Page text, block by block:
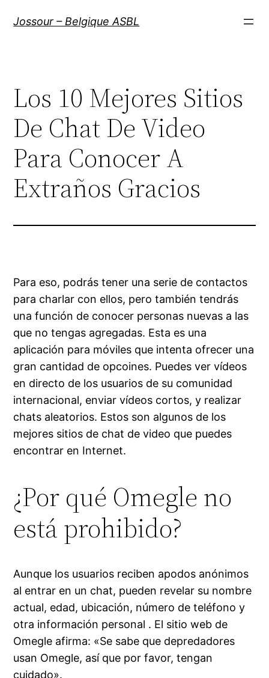
Jossour – Belgique ASBL
Los 10 Mejores Sitios
De Chat De Video
Para Conocer A
Extraños Gracios
Para eso, podrás tener una serie de contactos
para charlar con ellos, pero también tendrás
una función de conocer personas nuevas a las
que no tengas agregadas. Esta es una
aplicación para móviles que intenta ofrecer una
gran cantidad de opcoines. Puedes ver vídeos
en directo de los usuarios de su comunidad
internacional, enviar vídeos cortos, y realizar
chats aleatorios. Estos son algunos de los
mejores sitios de chat de video que puedes
encontrar en Internet.
¿Por qué Omegle no
está prohibido?
Aunque los usuarios reciben apodos anónimos
al entrar en un chat, pueden revelar su nombre
actual, edad, ubicación, número de teléfono y
otra información personal . El sitio web de
Omegle afirma: «Se sabe que depredadores
usan Omegle, así que por favor, tengan
cuidado».